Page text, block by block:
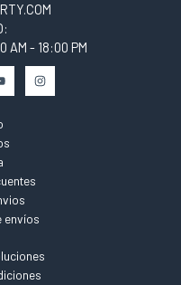
AM - 18:00 PM
envíos